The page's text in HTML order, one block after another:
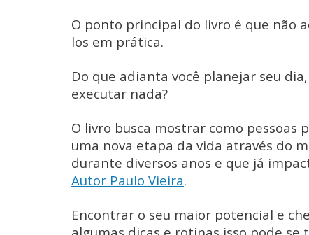
O ponto principal do livro é que não
los em prática.
Do que adianta você planejar seu
executar nada?
O livro busca mostrar como
uma nova etapa da vida através do
durante diversos anos e que já
Autor Paulo Vieira.
Encontrar o seu maior potencial e